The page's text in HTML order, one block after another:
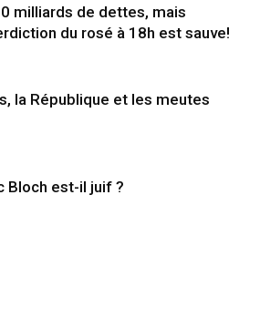
milliards de dettes, mais
du rosé à 18h est sauve!
la République et les meutes
Bloch est-il juif ?